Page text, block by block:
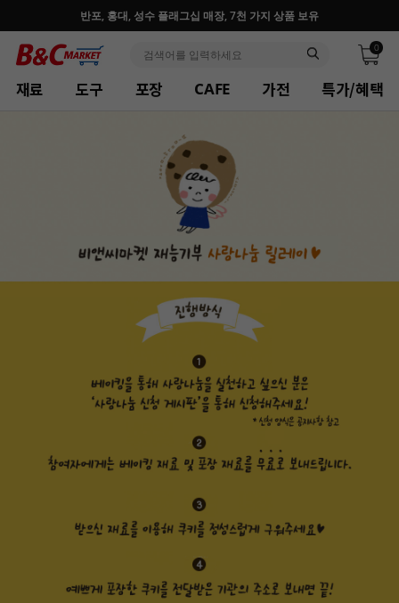
반포, 홍대, 성수 플래그십 매장, 7천 가지 상품 보유
0
재료 도구 포장 CAFE 가전 특가/혜택